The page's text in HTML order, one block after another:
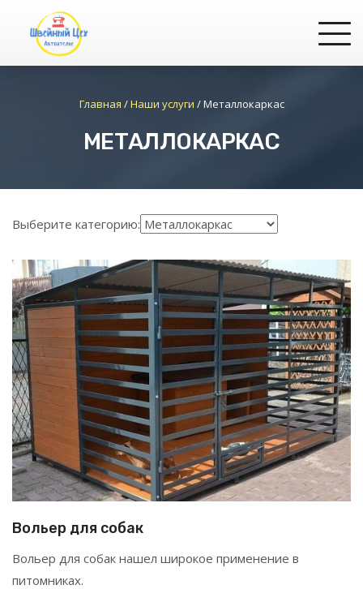
Главная /Наши услуги /Металлокаркас
МЕТАЛЛОКАРКАС
Выберите категорию:
Вольер для собак
Вольер для собак нашел широкое применение в
питомниках.